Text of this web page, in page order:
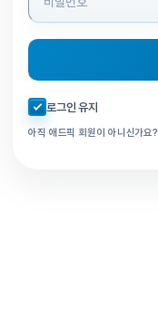
자동로그인 체크
로그인 유지
아직 애드픽 회원이 아니신가요?